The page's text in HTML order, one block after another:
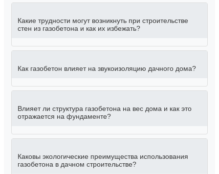
Какие трудности могут возникнуть при строительстве
стен из газобетона и как их избежать?
Как газобетон влияет на звукоизоляцию дачного дома?
Влияет ли структура газобетона на вес дома и как это
отражается на фундаменте?
Каковы экологические преимущества использования
газобетона в дачном строительстве?